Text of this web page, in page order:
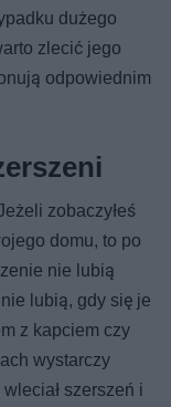
dużego
zlecić jego
odpowiednim
zobaczyłeś
domu, to po
nie lubią
lubią, gdy się je
z kapciem czy
wystarczy
szerszeń i